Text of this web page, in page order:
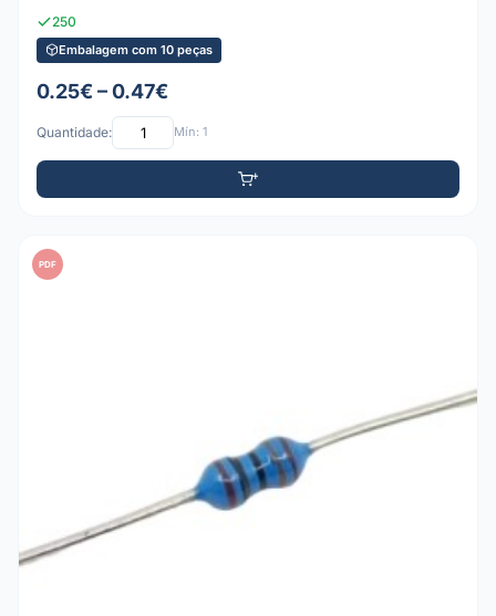
250
Embalagem com 10 peças
0.25€ – 0.47€
Quantidade: Mín: 1
PDF